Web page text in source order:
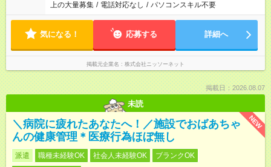
上の大量募集 / 電話対応なし / パソコンスキル不要
気になる！ 応募する 詳細へ
掲載元企業名 株式会社ニッソーネット
掲載日：2026.08.07
未読
NEW
＼病院に疲れたあなたへ！／施設でおばあちゃ
んの健康管理＊医療行為ほぼ無し
派遣 職種未経験OK 社会人未経験OK
ブランクOK